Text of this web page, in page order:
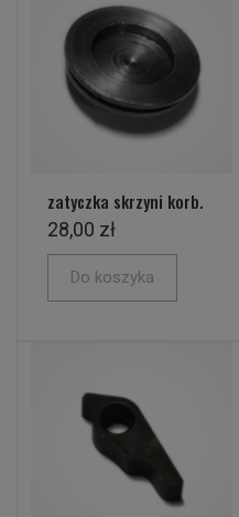
zatyczka skrzyni korb.
28,00 zł
Do koszyka